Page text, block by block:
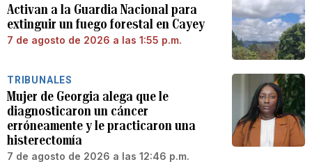
Activan a la Guardia Nacional para
extinguir un fuego forestal en Cayey
7 de agosto de 2026 a las 1:55 p.m.
TRIBUNALES
Mujer de Georgia alega que le
diagnosticaron un cáncer
erróneamente y le practicaron una
histerectomía
7 de agosto de 2026 a las 12:46 p.m.